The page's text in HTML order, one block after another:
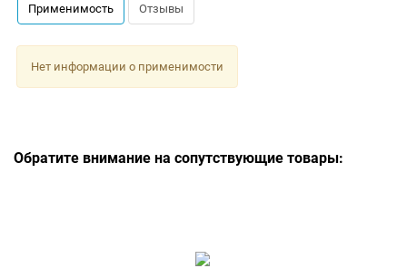
Применимость Отзывы
Нет информации о применимости
Обратите внимание на сопутствующие товары: